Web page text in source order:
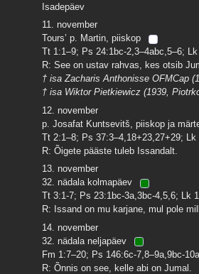
Isadepäev
11. november
Tours’ p. Martin, piiskop
Tt 1:1–9; Ps 24:1bc-2,3–4abc,5–6;
R: See on ustav rahvas, kes otsib
† isa Zacharis Anthonisse OFMCap
† isa Wiktor Pietkiewicz (1939,
12. november
p. Josafat Kuntsevitš, piiskop ja
Tt 2:1–8; Ps 37:3–4,18+23,27+29; Lk
R: Õigete pääste tuleb Issandalt.
13. november
32. nädala kolmapäev
Tt 3:1-7; Ps 23:1bc-3a,3bc-4,5,6; Lk
R: Issand on mu karjane, mul pole
14. november
32. nädala neljapäev
Fm 1:7–20; Ps 146:6c-7,8–9a,9bc-
R: Õnnis on see, kelle abi on Jumal.